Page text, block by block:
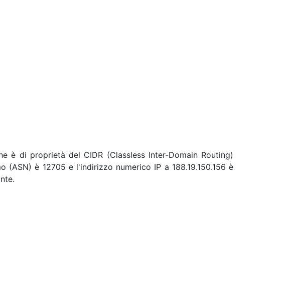
è di proprietà del CIDR (Classless Inter-Domain Routing)
(ASN) è 12705 e l'indirizzo numerico IP a 188.19.150.156 è